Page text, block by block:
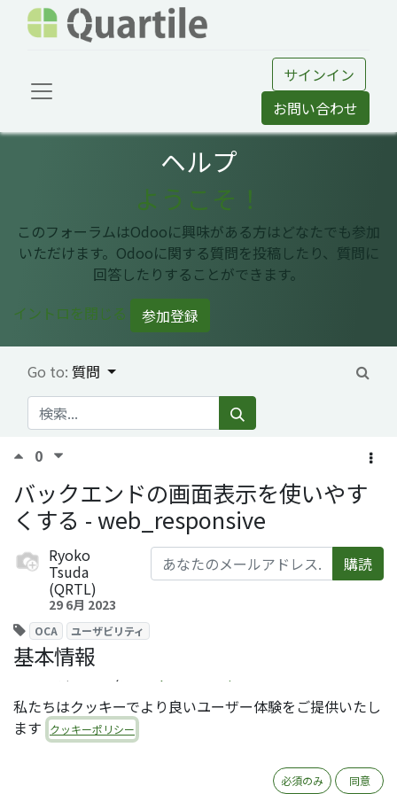
サインイン
お問い合わせ
ヘルプ
ようこそ！
このフォーラムはOdooに興味がある方はどなたでも参加
いただけます。Odooに関する質問を投稿したり、質問に
回答したりすることができます。
イントロを閉じる
参加登録
Go to: 質問
0
バックエンドの画面表示を使いやす
くする - web_responsive
Ryoko
Tsuda
(QRTL)
29 6月 2023
購読
OCA ユーザビリティ
基本情報
モジュール名：
web_responsive
ライセンス：LGPL-3
オーサー：LasLabs, Tecnativa, ITerra, Onestein
https://github.com/OCA/web
私たちはクッキーでより良いユーザー体験をご提供いたし
ます
クッキーポリシー
必須のみ 同意